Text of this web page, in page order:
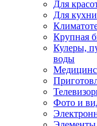
Для
Для кухни
Крупная
Кулеры,
воды
Фото и